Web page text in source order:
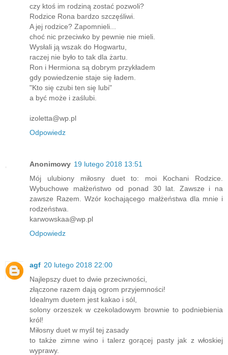
czy ktoś im rodziną zostać pozwoli?
Rodzice Rona bardzo szczęśliwi.
A jej rodzice? Zapomnieli...
choć nic przeciwko by pewnie nie mieli.
Wysłali ją wszak do Hogwartu,
raczej nie było to tak dla żartu.
Ron i Hermiona są dobrym przykładem
gdy powiedzenie staje się ładem.
"Kto się czubi ten się lubi"
a być może i zaślubi.
izoletta@wp.pl
Odpowiedz
Anonimowy 19 lutego 2018 13:51
Mój ulubiony miłosny duet to: moi Kochani Rodzice.
Wybuchowe małżeństwo od ponad 30 lat. Zawsze i na
zawsze Razem. Wzór kochającego małżeństwa dla mnie i
rodzeństwa.
karwowskaa@wp.pl
Odpowiedz
agf 20 lutego 2018 22:00
Najlepszy duet to dwie przeciwności,
złączone razem dają ogrom przyjemności!
Idealnym duetem jest kakao i sól,
solony orzeszek w czekoladowym brownie to podniebienia
król!
Miłosny duet w myśl tej zasady
to także zimne wino i talerz gorącej pasty jak z włoskiej
wyprawy.